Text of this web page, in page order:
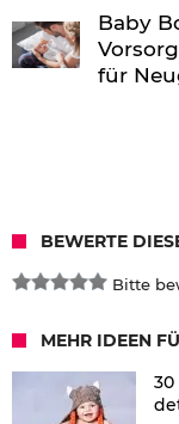
Baby
für
BEWERTE
Bitte
MEHR IDEEN